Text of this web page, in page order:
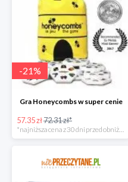
-21%
Gra Honeycombs w super cenie
57.35 zł72.31 zł*
*najniższa cena z 30 dni przed obniżką